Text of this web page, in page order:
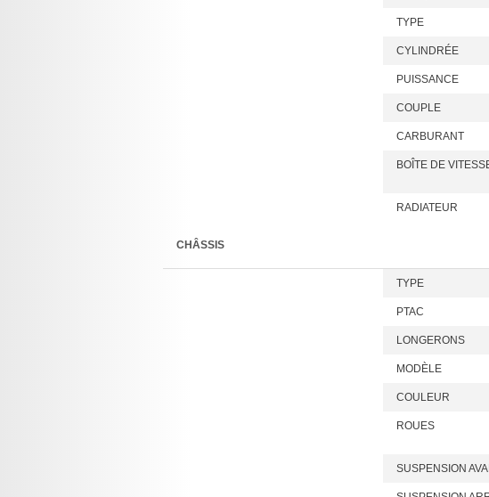
TYPE
CYLINDRÉE
PUISSANCE
COUPLE
CARBURANT
BOÎTE DE
RADIATEUR
CHÂSSIS
TYPE
PTAC
LONGERONS
MODÈLE
COULEUR
ROUES
SUSPENSION